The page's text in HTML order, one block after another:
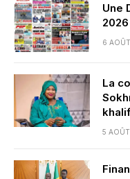
Une
6
La
5